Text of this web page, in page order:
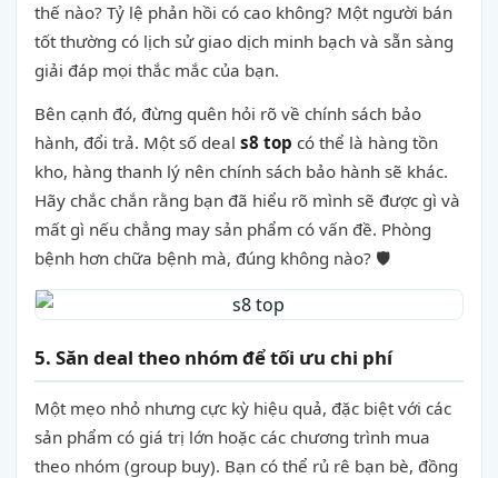
thế nào? Tỷ lệ phản hồi có cao không? Một người bán
tốt thường có lịch sử giao dịch minh bạch và sẵn sàng
giải đáp mọi thắc mắc của bạn.
Bên cạnh đó, đừng quên hỏi rõ về chính sách bảo
hành, đổi trả. Một số deal s8 top có thể là hàng tồn
kho, hàng thanh lý nên chính sách bảo hành sẽ khác.
Hãy chắc chắn rằng bạn đã hiểu rõ mình sẽ được gì và
mất gì nếu chẳng may sản phẩm có vấn đề. Phòng
bệnh hơn chữa bệnh mà, đúng không nào? 🛡️
5. Săn deal theo nhóm để tối ưu chi phí
Một mẹo nhỏ nhưng cực kỳ hiệu quả, đặc biệt với các
sản phẩm có giá trị lớn hoặc các chương trình mua
theo nhóm (group buy). Bạn có thể rủ rê bạn bè, đồng